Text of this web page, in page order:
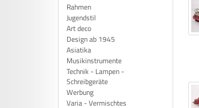
Rahmen
Jugendstil
Art deco
Design ab 1945
Asiatika
Musikinstrumente
Technik - Lampen -
Schreibgeräte
Werbung
Varia - Vermischtes